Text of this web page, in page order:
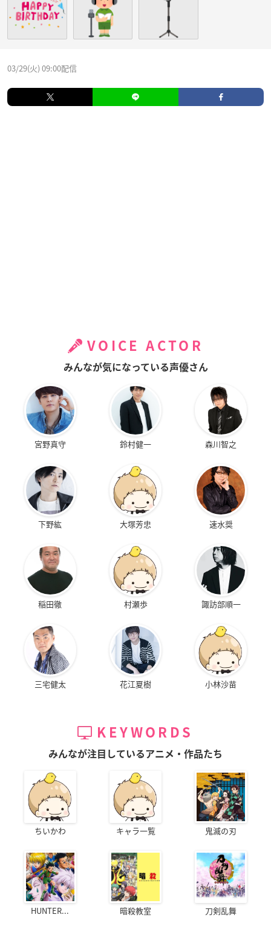
03/29(火) 09:00配信
VOICE ACTOR
みんなが気になっている声優さん
宮野真守 鈴村健一 森川智之
下野紘 大塚芳忠 速水奨
稲田徹 村瀬歩 諏訪部順一
三宅健太 花江夏樹 小林沙苗
KEYWORDS
みんなが注目しているアニメ・作品たち
ちいかわ キャラ一覧 鬼滅の刃
HUNTER... 暗殺教室 刀剣乱舞